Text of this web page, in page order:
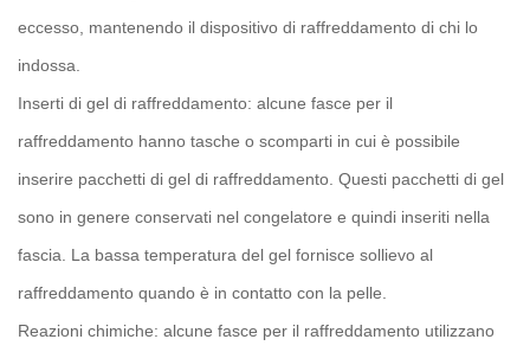
eccesso, mantenendo il dispositivo di raffreddamento di chi lo
indossa.
Inserti di gel di raffreddamento: alcune fasce per il
raffreddamento hanno tasche o scomparti in cui è possibile
inserire pacchetti di gel di raffreddamento. Questi pacchetti di gel
sono in genere conservati nel congelatore e quindi inseriti nella
fascia. La bassa temperatura del gel fornisce sollievo al
raffreddamento quando è in contatto con la pelle.
Reazioni chimiche: alcune fasce per il raffreddamento utilizzano